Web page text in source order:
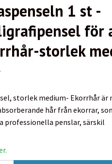
1 st -
för
storlek
storlek medium- Ekorrhår är
hår från ekorrar,
professionella penslar, särskil